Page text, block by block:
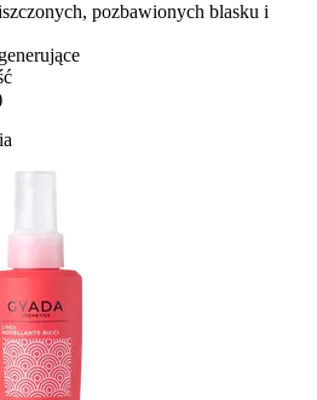
pozbawionych blasku i